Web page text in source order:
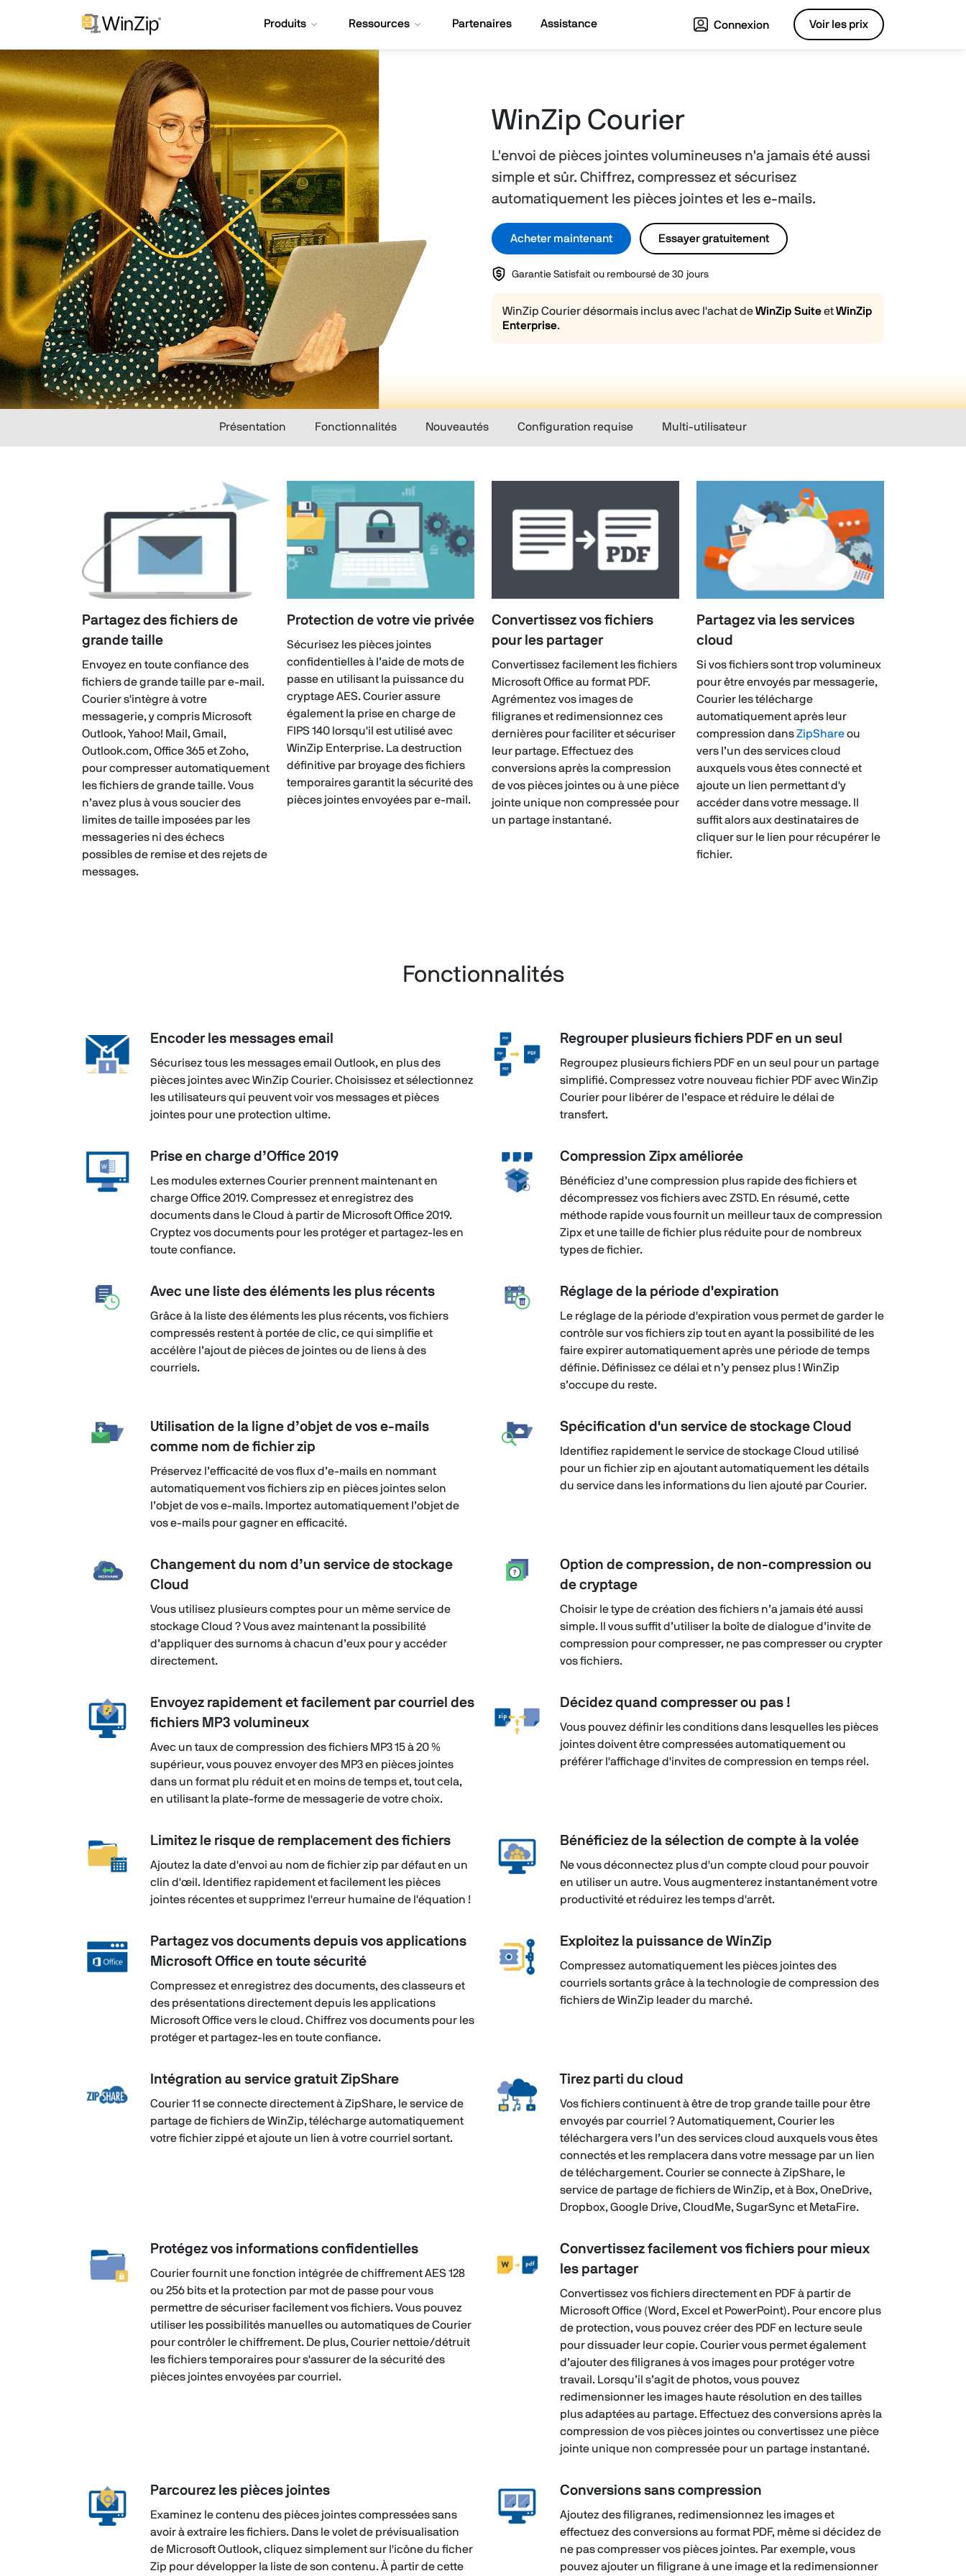
Produits Ressources Partenaires Assistance Connexion Voir les prix
WinZip Courier
L'envoi de pièces jointes volumineuses n'a jamais été aussi
simple et sûr. Chiffrez, compressez et sécurisez
automatiquement les pièces jointes et les e-mails.
Acheter maintenant Essayer gratuitement
Garantie Satisfait ou remboursé de 30 jours
WinZip Courier désormais inclus avec l'achat deWinZip SuiteetWinZip
Enterprise.
Présentation Fonctionnalités Nouveautés Configuration requise Multi-utilisateur
Partagez des fichiers de
grande taille
Envoyez en toute confiance des
fichiers de grande taille par e-mail.
Courier s'intègre à votre
messagerie, y compris Microsoft
Outlook, Yahoo! Mail, Gmail,
Outlook.com, Office 365 et Zoho,
pour compresser automatiquement
les fichiers de grande taille. Vous
n’avez plus à vous soucier des
limites de taille imposées par les
messageries ni des échecs
possibles de remise et des rejets de
messages.
Protection de votre vie privée
Sécurisez les pièces jointes
confidentielles à l’aide de mots de
passe en utilisant la puissance du
cryptage AES. Courier assure
également la prise en charge de
FIPS 140 lorsqu'il est utilisé avec
WinZip Enterprise. La destruction
définitive par broyage des fichiers
temporaires garantit la sécurité des
pièces jointes envoyées par e-mail.
Convertissez vos fichiers
pour les partager
Convertissez facilement les fichiers
Microsoft Office au format PDF.
Agrémentez vos images de
filigranes et redimensionnez ces
dernières pour faciliter et sécuriser
leur partage. Effectuez des
conversions après la compression
de vos pièces jointes ou à une pièce
jointe unique non compressée pour
un partage instantané.
Partagez via les services
cloud
Si vos fichiers sont trop volumineux
pour être envoyés par messagerie,
Courier les télécharge
automatiquement après leur
compression dansZipShareou
vers l’un des services cloud
auxquels vous êtes connecté et
ajoute un lien permettant d'y
accéder dans votre message. Il
suffit alors aux destinataires de
cliquer sur le lien pour récupérer le
fichier.
Fonctionnalités
Encoder les messages email
Sécurisez tous les messages email Outlook, en plus des
pièces jointes avec WinZip Courier. Choisissez et sélectionnez
les utilisateurs qui peuvent voir vos messages et pièces
jointes pour une protection ultime.
Regrouper plusieurs fichiers PDF en un seul
Regroupez plusieurs fichiers PDF en un seul pour un partage
simplifié. Compressez votre nouveau fichier PDF avec WinZip
Courier pour libérer de l’espace et réduire le délai de
transfert.
Prise en charge d’Office 2019
Les modules externes Courier prennent maintenant en
charge Office 2019. Compressez et enregistrez des
documents dans le Cloud à partir de Microsoft Office 2019.
Cryptez vos documents pour les protéger et partagez-les en
toute confiance.
Compression Zipx améliorée
Bénéficiez d’une compression plus rapide des fichiers et
décompressez vos fichiers avec ZSTD. En résumé, cette
méthode rapide vous fournit un meilleur taux de compression
Zipx et une taille de fichier plus réduite pour de nombreux
types de fichier.
Avec une liste des éléments les plus récents
Grâce à la liste des éléments les plus récents, vos fichiers
compressés restent à portée de clic, ce qui simplifie et
accélère l’ajout de pièces de jointes ou de liens à des
courriels.
Réglage de la période d'expiration
Le réglage de la période d'expiration vous permet de garder le
contrôle sur vos fichiers zip tout en ayant la possibilité de les
faire expirer automatiquement après une période de temps
définie. Définissez ce délai et n’y pensez plus ! WinZip
s’occupe du reste.
Utilisation de la ligne d’objet de vos e-mails
comme nom de fichier zip
Préservez l’efficacité de vos flux d’e-mails en nommant
automatiquement vos fichiers zip en pièces jointes selon
l’objet de vos e-mails. Importez automatiquement l’objet de
vos e-mails pour gagner en efficacité.
Spécification d'un service de stockage Cloud
Identifiez rapidement le service de stockage Cloud utilisé
pour un fichier zip en ajoutant automatiquement les détails
du service dans les informations du lien ajouté par Courier.
Changement du nom d’un service de stockage
Cloud
Vous utilisez plusieurs comptes pour un même service de
stockage Cloud ? Vous avez maintenant la possibilité
d’appliquer des surnoms à chacun d’eux pour y accéder
directement.
Option de compression, de non-compression ou
de cryptage
Choisir le type de création des fichiers n’a jamais été aussi
simple. Il vous suffit d’utiliser la boîte de dialogue d’invite de
compression pour compresser, ne pas compresser ou crypter
vos fichiers.
Envoyez rapidement et facilement par courriel des
fichiers MP3 volumineux
Avec un taux de compression des fichiers MP3 15 à 20 %
supérieur, vous pouvez envoyer des MP3 en pièces jointes
dans un format plu réduit et en moins de temps et, tout cela,
en utilisant la plate-forme de messagerie de votre choix.
Décidez quand compresser ou pas !
Vous pouvez définir les conditions dans lesquelles les pièces
jointes doivent être compressées automatiquement ou
préférer l'affichage d'invites de compression en temps réel.
Limitez le risque de remplacement des fichiers
Ajoutez la date d'envoi au nom de fichier zip par défaut en un
clin d'œil. Identifiez rapidement et facilement les pièces
jointes récentes et supprimez l'erreur humaine de l'équation !
Bénéficiez de la sélection de compte à la volée
Ne vous déconnectez plus d'un compte cloud pour pouvoir
en utiliser un autre. Vous augmenterez instantanément votre
productivité et réduirez les temps d'arrêt.
Partagez vos documents depuis vos applications
Microsoft Office en toute sécurité
Compressez et enregistrez des documents, des classeurs et
des présentations directement depuis les applications
Microsoft Office vers le cloud. Chiffrez vos documents pour les
protéger et partagez-les en toute confiance.
Exploitez la puissance de WinZip
Compressez automatiquement les pièces jointes des
courriels sortants grâce à la technologie de compression des
fichiers de WinZip leader du marché.
Intégration au service gratuit ZipShare
Courier 11 se connecte directement à ZipShare, le service de
partage de fichiers de WinZip, télécharge automatiquement
votre fichier zippé et ajoute un lien à votre courriel sortant.
Tirez parti du cloud
Vos fichiers continuent à être de trop grande taille pour être
envoyés par courriel ? Automatiquement, Courier les
téléchargera vers l’un des services cloud auxquels vous êtes
connectés et les remplacera dans votre message par un lien
de téléchargement. Courier se connecte à ZipShare, le
service de partage de fichiers de WinZip, et à Box, OneDrive,
Dropbox, Google Drive, CloudMe, SugarSync et MetaFire.
Protégez vos informations confidentielles
Courier fournit une fonction intégrée de chiffrement AES 128
ou 256 bits et la protection par mot de passe pour vous
permettre de sécuriser facilement vos fichiers. Vous pouvez
utiliser les possibilités manuelles ou automatiques de Courier
pour contrôler le chiffrement. De plus, Courier nettoie/détruit
les fichiers temporaires pour s'assurer de la sécurité des
pièces jointes envoyées par courriel.
Convertissez facilement vos fichiers pour mieux
les partager
Convertissez vos fichiers directement en PDF à partir de
Microsoft Office (Word, Excel et PowerPoint). Pour encore plus
de protection, vous pouvez créer des PDF en lecture seule
pour dissuader leur copie. Courier vous permet également
d’ajouter des filigranes à vos images pour protéger votre
travail. Lorsqu’il s’agit de photos, vous pouvez
redimensionner les images haute résolution en des tailles
plus adaptées au partage. Effectuez des conversions après la
compression de vos pièces jointes ou convertissez une pièce
jointe unique non compressée pour un partage instantané.
Parcourez les pièces jointes
Examinez le contenu des pièces jointes compressées sans
avoir à extraire les fichiers. Dans le volet de prévisualisation
de Microsoft Outlook, cliquez simplement sur l'icône du ficher
Zip pour développer la liste de son contenu. À partir de cette
Conversions sans compression
Ajoutez des filigranes, redimensionnez les images et
effectuez des conversions au format PDF, même si décidez de
ne pas compresser vos pièces jointes. Par exemple, vous
pouvez ajouter un filigrane à une image et la redimensionner